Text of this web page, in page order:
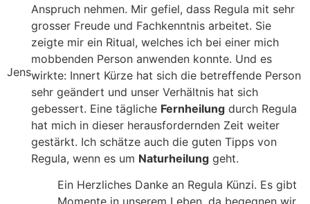
Jens
Anspruch nehmen. Mir gefiel, dass Regula mit sehr
grosser Freude und Fachkenntnis arbeitet. Sie
zeigte mir ein Ritual, welches ich bei einer mich
mobbenden Person anwenden konnte. Und es
wirkte: Innert Kürze hat sich die betreffende Person
sehr geändert und unser Verhältnis hat sich
gebessert. Eine tägliche Fernheilung durch Regula
hat mich in dieser herausfordernden Zeit weiter
gestärkt. Ich schätze auch die guten Tipps von
Regula, wenn es um Naturheilung geht.
Ein Herzliches Danke an Regula Künzi. Es gibt